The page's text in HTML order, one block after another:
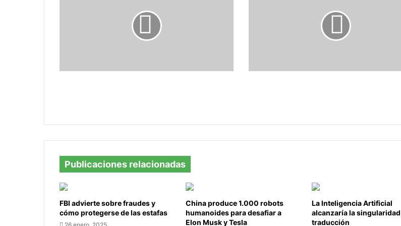
importancia
y
Publicaciones relacionadas
FBI advierte sobre fraudes y
cómo protegerse de las estafas
China produce 1.000 robots
humanoides para desafiar a
Elon Musk y Tesla
La Inteligencia Artificial
alcanzaría la singularidad
traducción